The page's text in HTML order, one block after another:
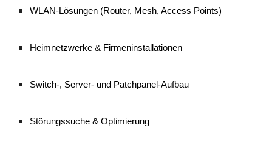
WLAN-Lösungen (Router, Mesh, Access Points)
Heimnetzwerke & Firmeninstallationen
Switch-, Server- und Patchpanel-Aufbau
Störungssuche & Optimierung